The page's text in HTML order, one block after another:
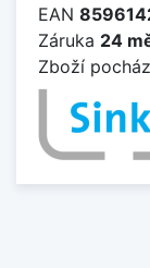
EAN
Záruka 24
Zboží